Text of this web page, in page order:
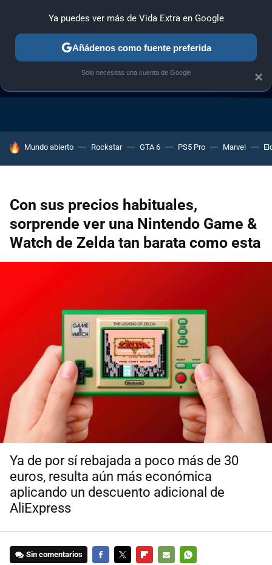
OFERTAS
HOY SE HABLA DE
Mundo abierto Rockstar GTA 6 PS5 Pro Marvel
Con sus precios habituales,
sorprende ver una Nintendo Game &
Watch de Zelda tan barata como esta
Ya de por sí rebajada a poco más de 30
euros, resulta aún más económica
aplicando un descuento adicional de
AliExpress
Sin comentarios
×
Ya puedes ver más de Vida Extra en Google
Añádenos como fuente preferida
Solo necesitas una cuenta de Google